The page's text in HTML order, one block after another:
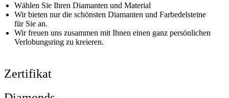
Wählen Sie Ihren Diamanten und Material
Wir bieten nur die schönsten Diamanten und Farbedelsteine
für Sie an.
Wir freuen uns zusammen mit Ihnen einen ganz persönlichen
Verlobungsring zu kreieren.
Zertifikat